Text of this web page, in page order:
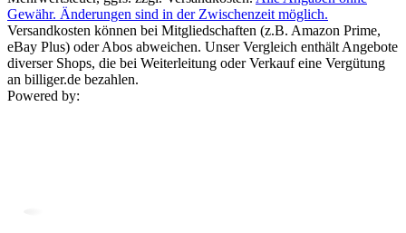
Gewähr. Änderungen sind in der Zwischenzeit möglich.
Versandkosten können bei Mitgliedschaften (z.B. Amazon Prime,
eBay Plus) oder Abos abweichen. Unser Vergleich enthält Angebote
diverser Shops, die bei Weiterleitung oder Verkauf eine Vergütung
an billiger.de bezahlen.
Powered by: